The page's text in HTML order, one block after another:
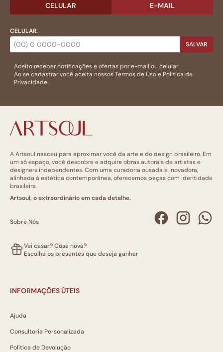
CELULAR E-MAIL
CELULAR:
SALVAR
Aceito receber notificações e ofertas por e-mail ou celular.
Ao se cadastrar você aceita nossosTermos de Usoe Politica de
Privacidade.
A Artsoul nasceu para aproximar você da arte e do design brasileiro. Em
um só espaço, você descobre e adquire obras autorais de artistas e
designers independentes. Com uma curadoria ousada e inovadora,
alinhada à estética contemporânea, oferecemos peças com identidade
brasileira.
Artsoul, o extraordinário em cada detalhe.
Sobre Nós
Vai casar? Casa nova?
Escolha os presentes que deseja ganhar
INFORMAÇÕES ÚTEIS
Ajuda
Consultoria Personalizada
Política de Devolução